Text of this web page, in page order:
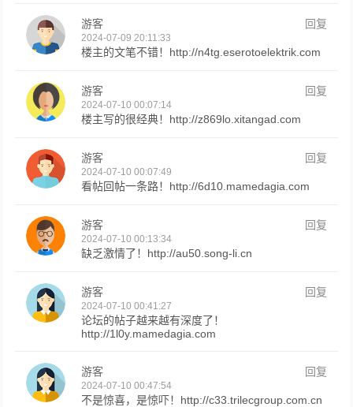
游客 回复
2024-07-09 20:11:33
楼主的文笔不错！http://n4tg.eserotoelektrik.com
游客 回复
2024-07-10 00:07:14
楼主写的很经典！http://z869lo.xitangad.com
游客 回复
2024-07-10 00:07:49
看帖回帖一条路！http://6d10.mamedagia.com
游客 回复
2024-07-10 00:13:34
缺乏激情了！http://au50.song-li.cn
游客 回复
2024-07-10 00:41:27
论坛的帖子越来越有深度了！
http://1l0y.mamedagia.com
游客 回复
2024-07-10 00:47:54
不是惊喜，是惊吓！http://c33.trilecgroup.com.cn